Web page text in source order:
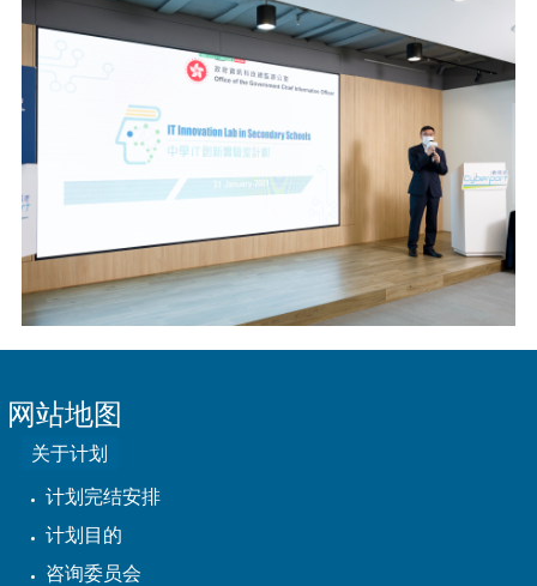
网站地图
关于计划
计划完结安排
计划目的
咨询委员会